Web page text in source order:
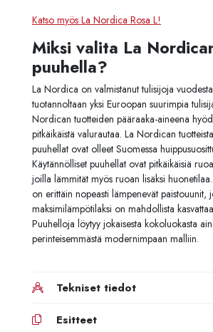
Katso myös La Nordica Rosa L!
Miksi valita La
puuhella?
La Nordica on valmistanut tulisijoja
tuotannoltaan yksi Euroopan suurimpia
Nordican tuotteiden pääraaka-aineena
pitkäikäistä valurautaa. La Nordican
puuhellat ovat olleet Suomessa
Käytännölliset puuhellat ovat pitkäikäisiä
joilla lämmität myös ruoan lisäksi
on erittäin nopeasti lämpenevät paistouunit,
maksimilämpötilaksi on mahdollista
Puuhelloja löytyy jokaisesta kokoluokasta
perinteisemmästä modernimpaan malliin.
Tekniset tiedot
Esitteet